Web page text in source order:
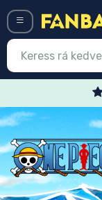
Legújabb
Akciós